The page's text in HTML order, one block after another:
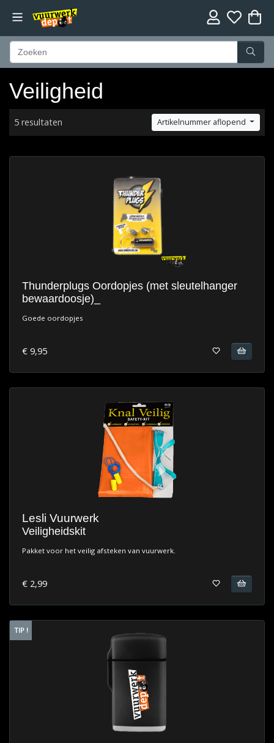
Veiligheid
5 resultaten Artikelnummer aflopend
Thunderplugs Oordopjes (met sleutelhanger
bewaardoosje)_
Goede oordopjes
€ 9,95
Lesli Vuurwerk
Veiligheidskit
Pakket voor het veilig afsteken van vuurwerk.
€ 2,99
TIP !